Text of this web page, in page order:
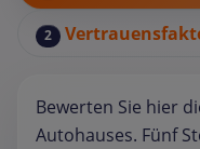
2
Bewerten Sie hier
Autohauses. Fünf